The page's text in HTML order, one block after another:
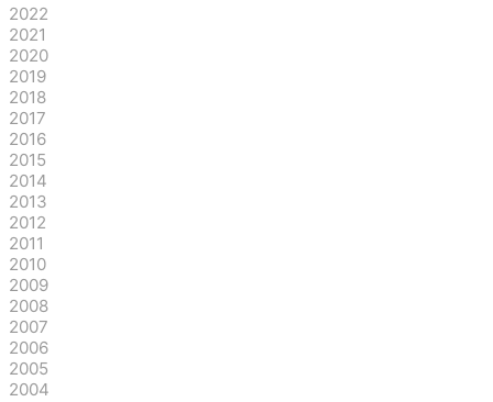
2022
2021
2020
2019
2018
2017
2016
2015
2014
2013
2012
2011
2010
2009
2008
2007
2006
2005
2004